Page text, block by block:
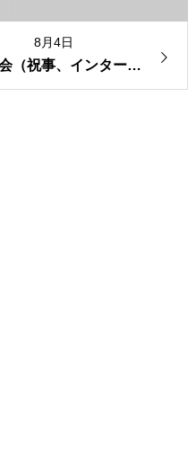
≪休会≫ 定款8-1（山の日）